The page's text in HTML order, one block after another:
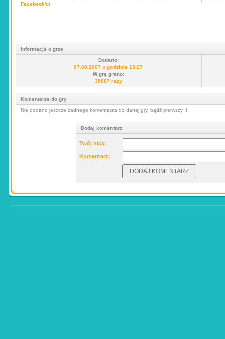
Facebook'u:
Informacje o grze
Dodano:
07.08.2007 o godzinie 13:27
W grę grano:
35007 razy
Komentarze do gry
Nie dodano jeszcze żadnego komentarza do danej gry, bądź pierwszy !!
Dodaj komentarz
Twój nick:
Komentarz: